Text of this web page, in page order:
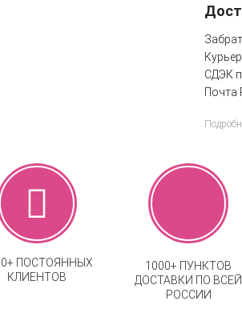
СДЭК
Почта
ПОСТОЯННЫХ
КЛИЕНТОВ
1000+ ПУНКТОВ
ДОСТАВКИ ПО ВСЕЙ
РОССИИ